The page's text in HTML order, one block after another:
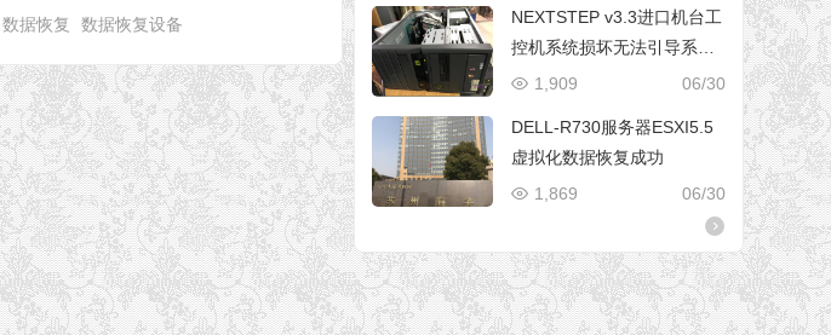
数据恢复 数据恢复设备
NEXTSTEP v3.3进口机台工
控机系统损坏无法引导系统
修复成功
06/30
1,909
DELL-R730服务器ESXI5.5
虚拟化数据恢复成功
06/30
1,869